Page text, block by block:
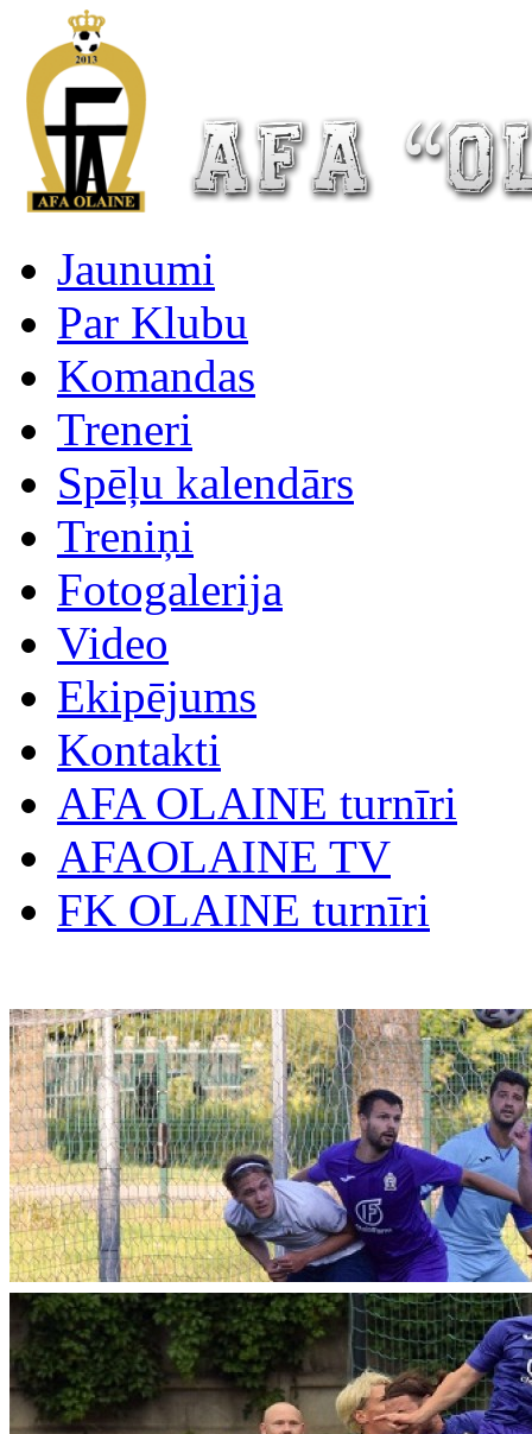
Jaunumi
Par Klubu
Komandas
Treneri
Spēļu kalendārs
Treniņi
Fotogalerija
Video
Ekipējums
Kontakti
AFA OLAINE turnīri
AFAOLAINE TV
FK OLAINE turnīri